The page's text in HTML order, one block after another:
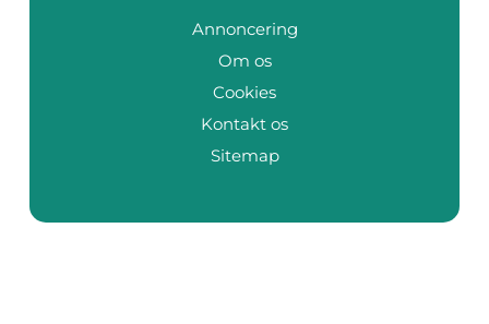
Annoncering
Om os
Cookies
Kontakt os
Sitemap